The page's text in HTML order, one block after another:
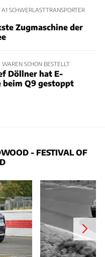
SCHWERLASTTRANSPORTER
Zugmaschine der
SCHON BESTELLT
Döllner hat E-
Q9 gestoppt
- FESTIVAL OF